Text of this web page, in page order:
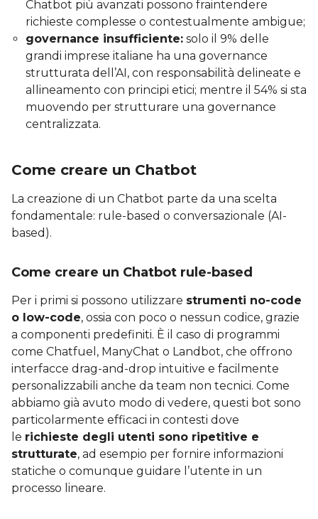
Chatbot più avanzati possono fraintendere
richieste complesse o contestualmente ambigue;
governance insufficiente: solo il 9% delle
grandi imprese italiane ha una governance
strutturata dell’AI, con responsabilità delineate e
allineamento con principi etici; mentre il 54% si sta
muovendo per strutturare una governance
centralizzata.
Come creare un Chatbot
La creazione di un Chatbot parte da una scelta
fondamentale: rule-based o conversazionale (AI-
based).
Come creare un Chatbot rule-based
Per i primi si possono utilizzare strumenti no-code
o low-code, ossia con poco o nessun codice, grazie
a componenti predefiniti. È il caso di programmi
come Chatfuel, ManyChat o Landbot, che offrono
interfacce drag-and-drop intuitive e facilmente
personalizzabili anche da team non tecnici. Come
abbiamo già avuto modo di vedere, questi bot sono
particolarmente efficaci in contesti dove
le richieste degli utenti sono ripetitive e
strutturate, ad esempio per fornire informazioni
statiche o comunque guidare l’utente in un
processo lineare.